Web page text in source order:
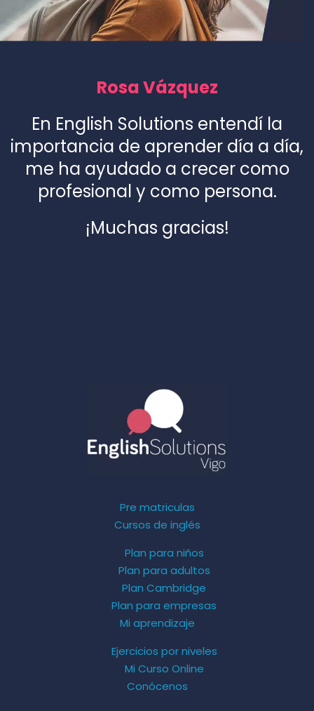
Rosa Vázquez
En English Solutions entendí la
importancia de aprender día a día,
me ha ayudado a crecer como
profesional y como persona.
¡Muchas gracias!
Pre matriculas
Cursos de inglés
Plan para niños
Plan para adultos
Plan Cambridge
Plan para empresas
Mi aprendizaje
Ejercicios por niveles
Mi Curso Online
Conócenos